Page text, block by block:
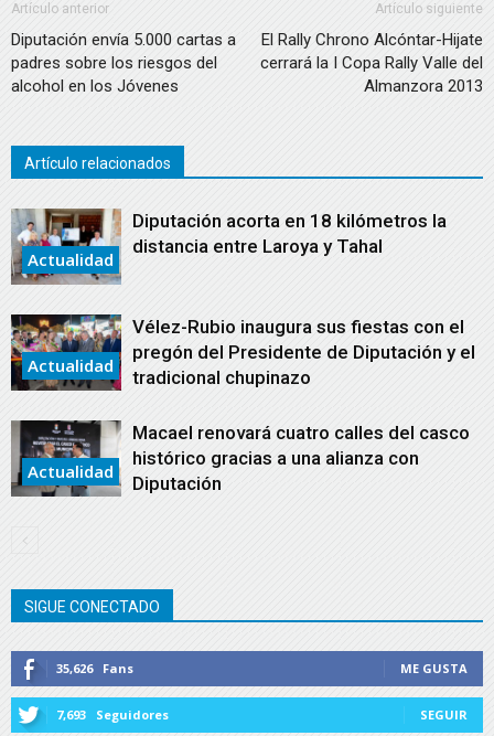
Artículo anterior
Diputación envía 5.000 cartas a
padres sobre los riesgos del
alcohol en los Jóvenes
Artículo siguiente
El Rally Chrono Alcóntar-Hijate
cerrará la I Copa Rally Valle del
Almanzora 2013
Artículo relacionados
Actualidad
Diputación acorta en 18 kilómetros la
distancia entre Laroya y Tahal
Actualidad
Vélez-Rubio inaugura sus fiestas con el
pregón del Presidente de Diputación y el
tradicional chupinazo
Actualidad
Macael renovará cuatro calles del casco
histórico gracias a una alianza con
Diputación
SIGUE CONECTADO
35,626 Fans ME GUSTA
7,693 Seguidores SEGUIR